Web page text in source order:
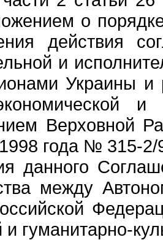
о порядке
действия
и
Украины и
Верховной
года № 315-2/
данного
между
и гуманитарно-